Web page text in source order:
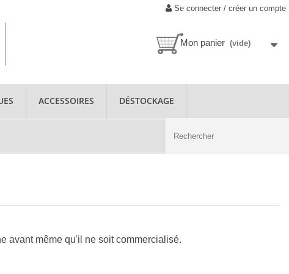
Se connecter / créer un compte
Mon panier (vide)
ACCESSOIRES DÉSTOCKAGE
avant même qu'il ne soit commercialisé.